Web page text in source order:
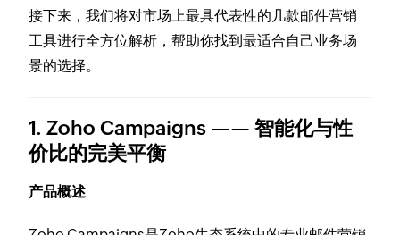
接下来，我们将对市场上最具代表性的几款邮件营销
工具进行全方位解析，帮助你找到最适合自己业务场
景的选择。
1. Zoho Campaigns —— 智能化与性
价比的完美平衡
产品概述